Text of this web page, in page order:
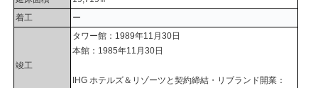
着工
ー
竣工
タワー館：1989年11月30日
本館：1985年11月30日
IHG ホテルズ＆リゾーツと契約締結・リブランド開業：